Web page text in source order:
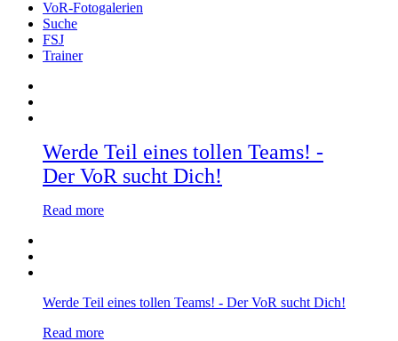
VoR-Fotogalerien
Suche
FSJ
Trainer
Werde Teil eines tollen Teams! -
Der VoR sucht Dich!
Read more
Werde Teil eines tollen Teams! - Der VoR sucht Dich!
Read more